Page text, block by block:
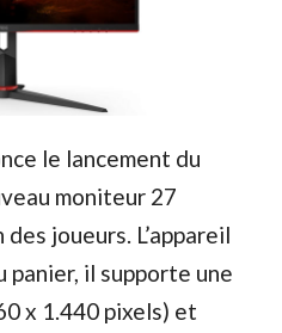
le lancement du
moniteur 27
joueurs. L’appareil
il supporte une
x 1.440 pixels) et